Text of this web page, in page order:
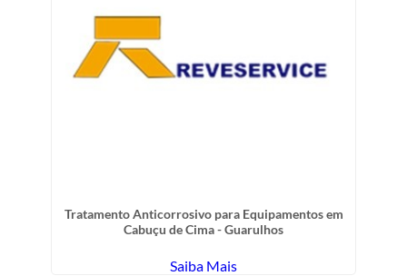
Tratamento Anticorrosivo para Equipamentos em
Cabuçu de Cima - Guarulhos
Saiba Mais